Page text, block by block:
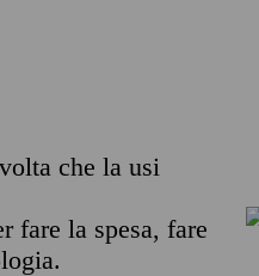
che la usi
fare la spesa, fare